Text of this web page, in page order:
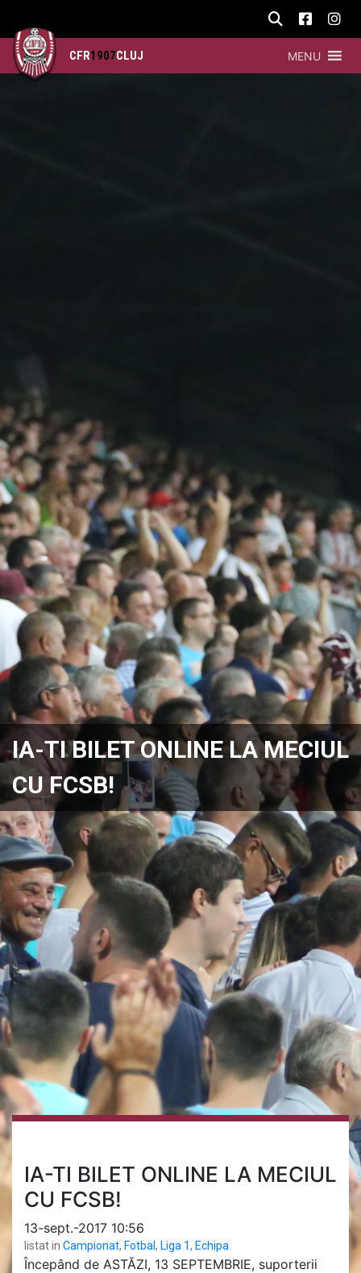
CFR1907CLUJ MENU
IA-TI BILET ONLINE LA MECIUL
CU FCSB!
IA-TI BILET ONLINE LA MECIUL
CU FCSB!
13-sept.-2017 10:56
listat in Campionat, Fotbal , Liga 1, Echipa
Începând de ASTĂZI, 13 SEPTEMBRIE, suporterii